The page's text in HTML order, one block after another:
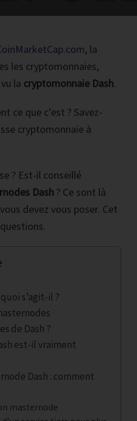
, la
les cryptomonnaies,
la cryptomonnaie Dash.
ce que c’est ? Savez-
cryptomonnaie à
? Est-il conseillé
Dash ? Ce sont là
devez vous poser. Cet
s’agit-il ?
de Dash ?
est-il vraiment
Dash : comment
masternode
VIDEO PAR EMAIL
sur le bouton noir maintenant
par jour pendant 4 jours.
la résoudre et passer à l'action.